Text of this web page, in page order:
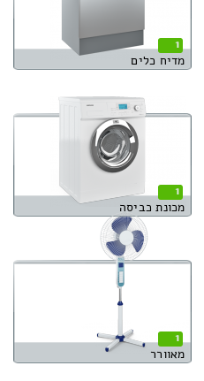
1
מדיח כלים
1
מכונת כביסה
1
מאוורר